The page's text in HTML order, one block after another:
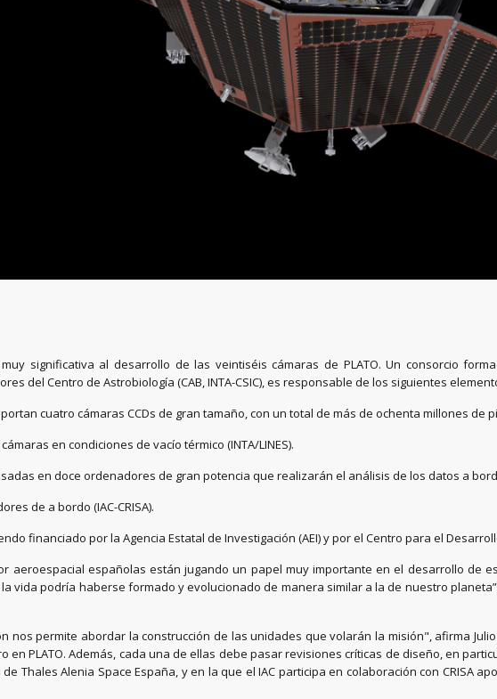
significativa al desarrollo de las veintiséis cámaras de PLATO. Un consorcio
del Centro de Astrobiología (CAB, INTA-CSIC), es responsable de los siguientes
cuatro cámaras CCDs de gran tamaño, con un total de más de ochenta millones de
en condiciones de vacío térmico (INTA/LINES).
en doce ordenadores de gran potencia que realizarán el análisis de los datos a
de a bordo (IAC-CRISA).
financiado por la Agencia Estatal de Investigación (AEI) y por el Centro para el
aeroespacial españolas están jugando un papel muy importante en el desarrollo de
vida podría haberse formado y evolucionado de manera similar a la de nuestro
nos permite abordar la construcción de las unidades que volarán la misión", afirma
en PLATO. Además, cada una de ellas debe pasar revisiones críticas de diseño, en
Thales Alenia Space España, y en la que el IAC participa en colaboración con CRISA